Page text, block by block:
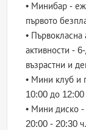
• Минибар -
първото
•
активности -
възрастни и
• Мини клуб и
10:00 до
• Мини диско -
20:00 - 20:30